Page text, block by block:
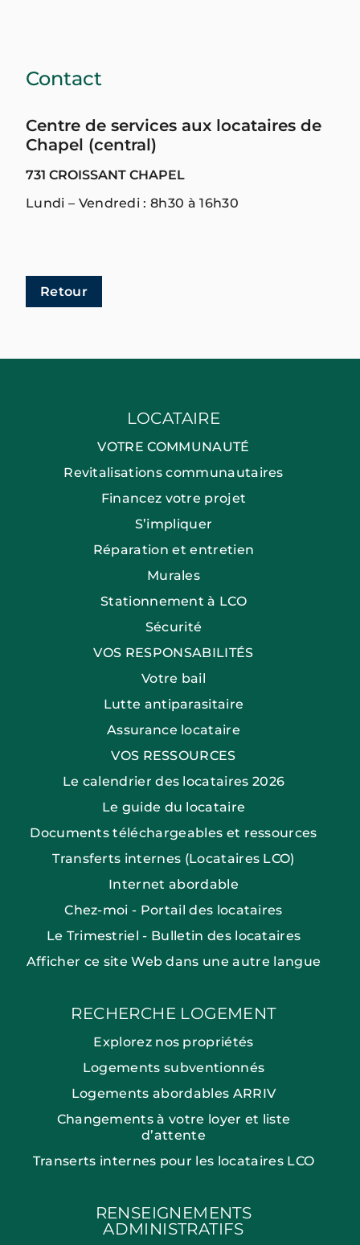
Contact
Centre de services aux locataires de
Chapel (central)
731 CROISSANT CHAPEL
Lundi – Vendredi : 8h30 à 16h30
Retour
LOCATAIRE
VOTRE COMMUNAUTÉ
Revitalisations communautaires
Financez votre projet
S’impliquer
Réparation et entretien
Murales
Stationnement à LCO
Sécurité
VOS RESPONSABILITÉS
Votre bail
Lutte antiparasitaire
Assurance locataire
VOS RESSOURCES
Le calendrier des locataires 2026
Le guide du locataire
Documents téléchargeables et ressources
Transferts internes (Locataires LCO)
Internet abordable
Chez-moi - Portail des locataires
Le Trimestriel - Bulletin des locataires
Afficher ce site Web dans une autre langue
RECHERCHE LOGEMENT
Explorez nos propriétés
Logements subventionnés
Logements abordables ARRIV
Changements à votre loyer et liste
d’attente
Transerts internes pour les locataires LCO
RENSEIGNEMENTS
ADMINISTRATIFS